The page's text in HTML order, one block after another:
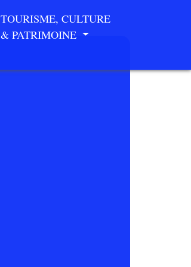
TOURISME, CULTURE
& PATRIMOINE